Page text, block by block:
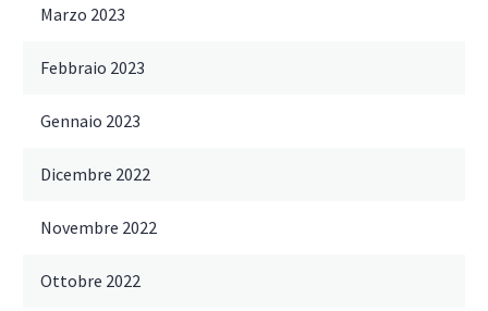
Marzo 2023
Febbraio 2023
Gennaio 2023
Dicembre 2022
Novembre 2022
Ottobre 2022